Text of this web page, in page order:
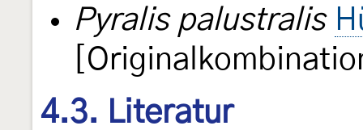
Pyralis palustralis
4.3. Literatur